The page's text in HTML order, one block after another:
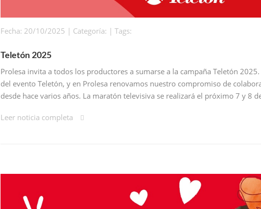
Fecha: 20/10/2025 | Categoría: | Tags:
Teletón 2025
Prolesa invita a todos los productores a sumarse a la campaña Teletón
del evento Teletón, y en Prolesa renovamos nuestro compromiso de
desde hace varios años. La maratón televisiva se realizará el próximo 7 y 8
Leer noticia completa